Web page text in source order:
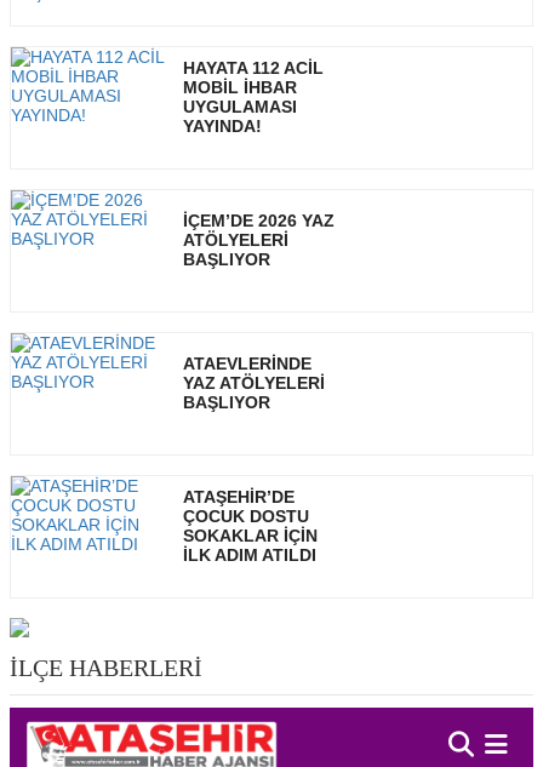
HAYATA 112 ACİL
MOBİL İHBAR
UYGULAMASI
YAYINDA!
İÇEM’DE 2026 YAZ
ATÖLYELERİ
BAŞLIYOR
ATAEVLERİNDE
YAZ ATÖLYELERİ
BAŞLIYOR
ATAŞEHİR’DE
ÇOCUK DOSTU
SOKAKLAR İÇİN
İLK ADIM ATILDI
İLÇE HABERLERİ